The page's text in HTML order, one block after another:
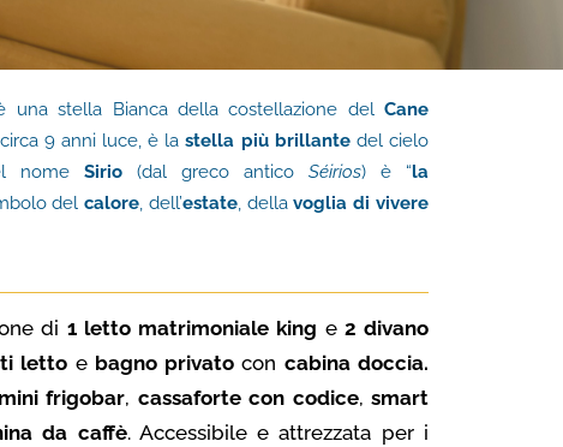
una stella Bianca della costellazione delCane
9 anni luce, è lastella più brillantedel cielo
nome Sirio (dal greco antico Séirios) è “la
delcalore, dell’estate, dellavoglia di vivere
di 1 letto matrimoniale king e 2 divano
letto e bagno privato con cabina doccia.
mini frigobar, cassaforte con codice, smart
da caffè. Accessibile e attrezzata per i